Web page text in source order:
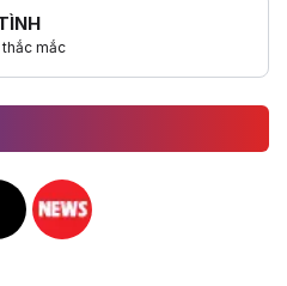
mắc
Hacom TikTok